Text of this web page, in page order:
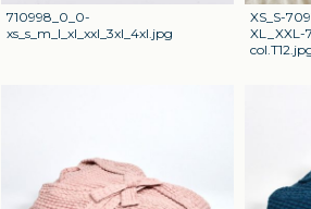
710998_0_0-
xs_s_m_l_xl_xxl_3xl_4xl.jpg
XS_S-
XL_XXL-